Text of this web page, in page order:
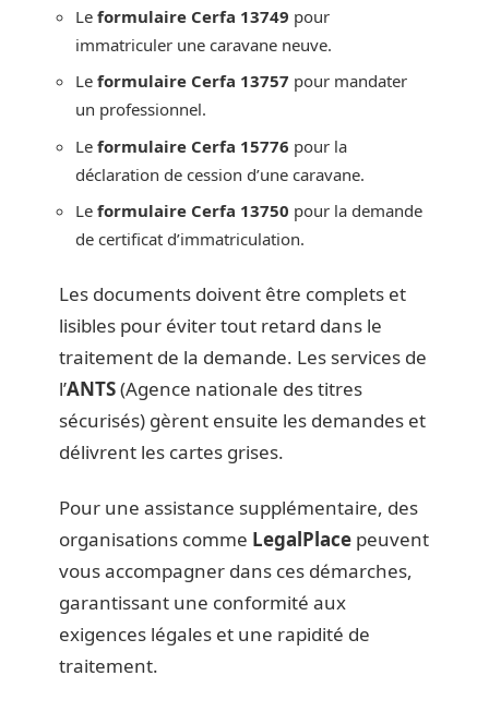
Le formulaire Cerfa 13749 pour
immatriculer une caravane neuve.
Le formulaire Cerfa 13757 pour mandater
un professionnel.
Le formulaire Cerfa 15776 pour la
déclaration de cession d’une caravane.
Le formulaire Cerfa 13750 pour la demande
de certificat d’immatriculation.
Les documents doivent être complets et
lisibles pour éviter tout retard dans le
traitement de la demande. Les services de
l’ANTS(Agence nationale des titres
sécurisés) gèrent ensuite les demandes et
délivrent les cartes grises.
Pour une assistance supplémentaire, des
organisations comme LegalPlace peuvent
vous accompagner dans ces démarches,
garantissant une conformité aux
exigences légales et une rapidité de
traitement.